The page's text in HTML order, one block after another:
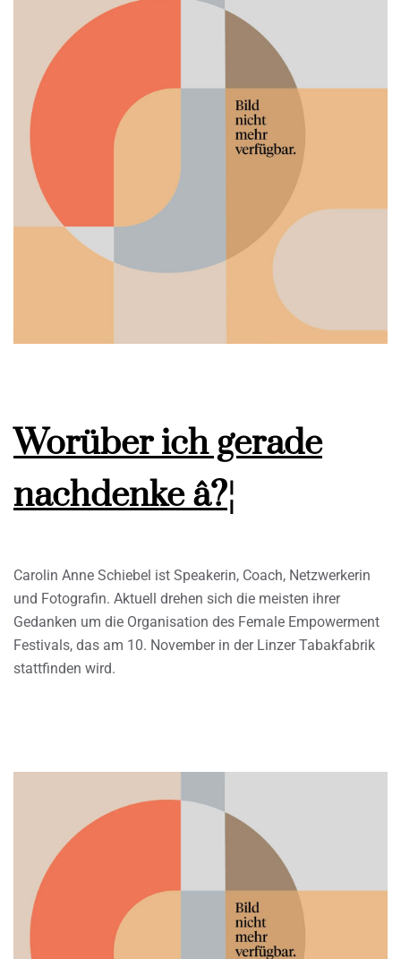
Worüber ich gerade
nachdenke â?¦
Carolin Anne Schiebel ist Speakerin, Coach, Netzwerkerin
und Fotografin. Aktuell drehen sich die meisten ihrer
Gedanken um die Organisation des Female Empowerment
Festivals, das am 10. November in der Linzer Tabakfabrik
stattfinden wird.